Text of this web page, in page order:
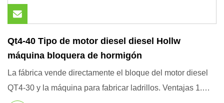
Qt4-40 Tipo de motor diesel diesel Hollw
máquina bloquera de hormigón
La fábrica vende directamente el bloque del motor diesel
QT4-30 y la máquina para fabricar ladrillos. Ventajas 1.